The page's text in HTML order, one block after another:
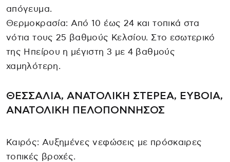
απόγευμα.
Θερμοκρασία: Από 10 έως 24 και τοπικά στα
νότια τους 25 βαθμούς Κελσίου. Στο εσωτερικό
της Ηπείρου η μέγιστη 3 με 4 βαθμούς
χαμηλότερη.
ΘΕΣΣΑΛΙΑ, ΑΝΑΤΟΛΙΚΗ ΣΤΕΡΕΑ, ΕΥΒΟΙΑ,
ΑΝΑΤΟΛΙΚΗ ΠΕΛΟΠΟΝΝΗΣΟΣ
Καιρός: Αυξημένες νεφώσεις με πρόσκαιρες
τοπικές βροχές.